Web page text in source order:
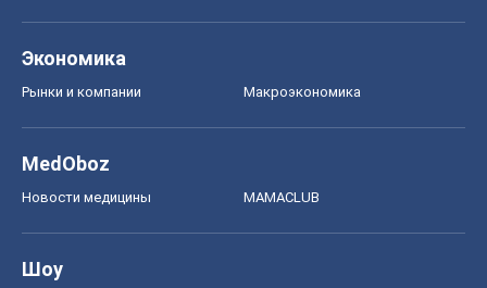
Экономика
Рынки и компании Mакроэкономика
MedOboz
Новости медицины MAMACLUB
Шоу